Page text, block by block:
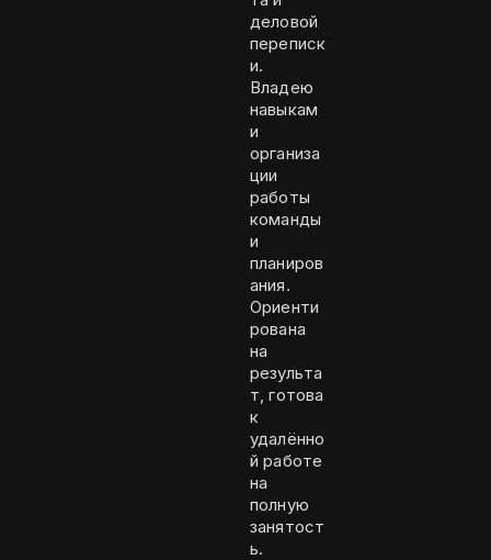
деловой
переписк
и.
Владею
навыкам
и
организа
ции
работы
команды
и
планиров
ания.
Ориенти
рована
на
результа
т, готова
к
удалённо
й работе
на
полную
занятост
ь.